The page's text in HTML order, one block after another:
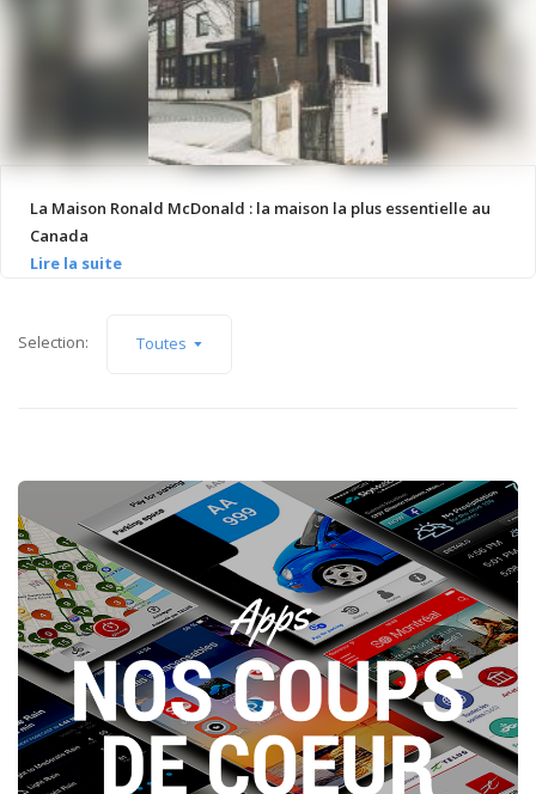
La Maison Ronald McDonald : la maison la plus essentielle au
Canada
Selection: Toutes